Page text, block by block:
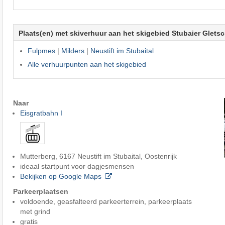
Plaats(en) met skiverhuur aan het skigebied Stubaier
Fulpmes| Milders| Neustift im Stubaital
Alle verhuurpunten aan het skigebied
Naar
Eisgratbahn I
Mutterberg, 6167 Neustift im Stubaital, Oostenrijk
ideaal startpunt voor dagjesmensen
Bekijken op Google Maps
Parkeerplaatsen
voldoende, geasfalteerd parkeerterrein, parkeerplaats
met grind
gratis